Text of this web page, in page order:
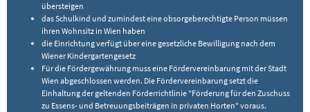
übersteigen
das Schulkind und zumindest eine obsorgeberechtigte Person müssen
ihren Wohnsitz in Wien haben
die Einrichtung verfügt über eine gesetzliche Bewilligung nach dem
Wiener Kindergartengesetz
Für die Fördergewährung muss eine Fördervereinbarung mit der Stadt
Wien abgeschlossen werden. Die Fördervereinbarung setzt die
Einhaltung der geltenden Förderrichtlinie "Förderung für den Zuschuss
zu Essens- und Betreuungsbeiträgen in privaten Horten" voraus.